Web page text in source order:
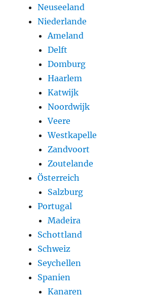
Neuseeland
Niederlande
Ameland
Delft
Domburg
Haarlem
Katwijk
Noordwijk
Veere
Westkapelle
Zandvoort
Zoutelande
Österreich
Salzburg
Portugal
Madeira
Schottland
Schweiz
Seychellen
Spanien
Kanaren